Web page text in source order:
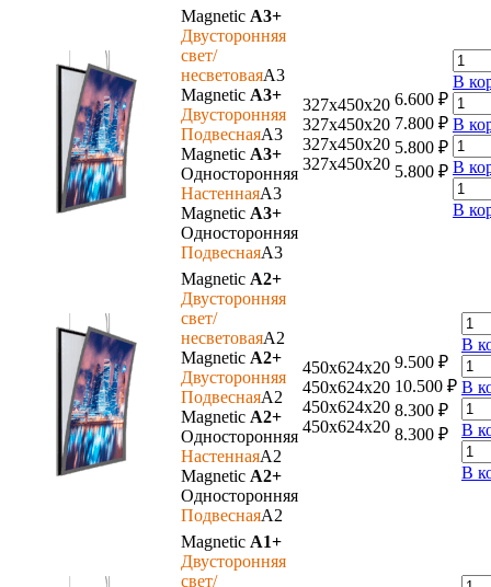
Magnetic A3+
Двусторонняя
свет/
несветоваяA3
Magnetic A3+
Двусторонняя
ПодвеснаяA3
Magnetic A3+
Односторонняя
НастеннаяA3
Magnetic A3+
Односторонняя
ПодвеснаяA3
327х450х20
327х450х20
327х450х20
327х450х20
6.600 ₽
7.800 ₽
5.800 ₽
5.800 ₽
В
В
В
В
Magnetic A2+
Двусторонняя
свет/
несветоваяA2
Magnetic A2+
Двусторонняя
ПодвеснаяA2
Magnetic A2+
Односторонняя
НастеннаяA2
Magnetic A2+
Односторонняя
ПодвеснаяA2
450х624х20
450х624х20
450х624х20
450х624х20
9.500 ₽
10.500 ₽
8.300 ₽
8.300 ₽
В
В
В
В
Magnetic A1+
Двусторонняя
свет/